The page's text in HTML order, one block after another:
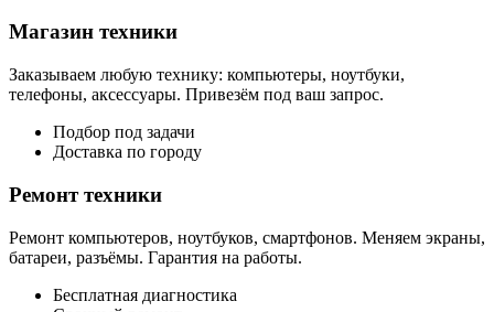
Магазин техники
Заказываем любую технику: компьютеры, ноутбуки,
телефоны, аксессуары. Привезём под ваш запрос.
Подбор под задачи
Доставка по городу
Ремонт техники
Ремонт компьютеров, ноутбуков, смартфонов. Меняем экраны,
батареи, разъёмы. Гарантия на работы.
Бесплатная диагностика